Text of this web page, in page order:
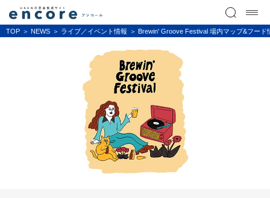
TOP NEWS ライブ／イベント情報 Brewin' Groove Festival 場内マップ&フー